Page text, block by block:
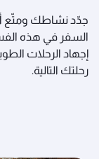
جدّد نشاطك ومتّع
السفر في هذه
إجهاد الرحلات
رحلتك التالية.